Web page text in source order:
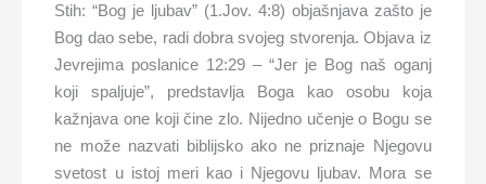
Stih: “Bog je ljubav” (1.Jov. 4:8) objašnjava zašto je
Bog dao sebe, radi dobra svojeg stvorenja. Objava iz
Jevrejima poslanice 12:29 – “Jer je Bog naš oganj
koji spaljuje”, predstavlja Boga kao osobu koja
kažnjava one koji čine zlo. Nijedno učenje o Bogu se
ne može nazvati biblijsko ako ne priznaje Njegovu
svetost u istoj meri kao i Njegovu ljubav. Mora se